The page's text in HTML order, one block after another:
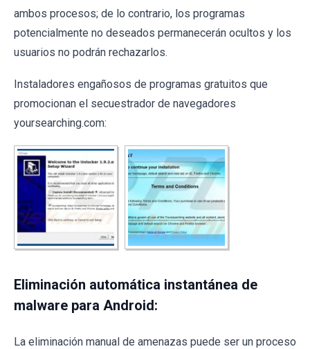
ambos procesos; de lo contrario, los programas
potencialmente no deseados permanecerán ocultos y los
usuarios no podrán rechazarlos.
Instaladores engañosos de programas gratuitos que
promocionan el secuestrador de navegadores
yoursearching.com:
Eliminación automática instantánea de
malware para Android:
La eliminación manual de amenazas puede ser un proceso